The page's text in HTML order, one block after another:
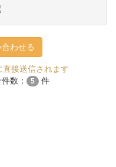
わせる
接送信されます
数：
5 件